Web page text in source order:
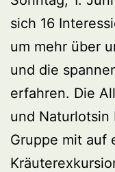
sich 16
um mehr über
und die
erfahren. Die
und Naturlotsin
Gruppe mit auf